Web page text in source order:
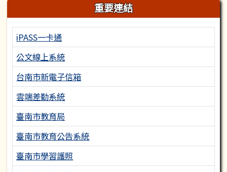
重要連結
iPASS一卡通
公文線上系統
台南市新電子信箱
雲端差勤系統
臺南市教育局
臺南市教育公告系統
臺南市學習護照